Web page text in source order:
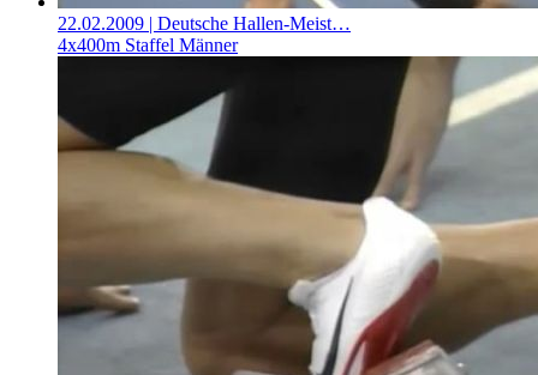
22.02.2009 | Deutsche Hallen-Meist…
4x400m Staffel Männer